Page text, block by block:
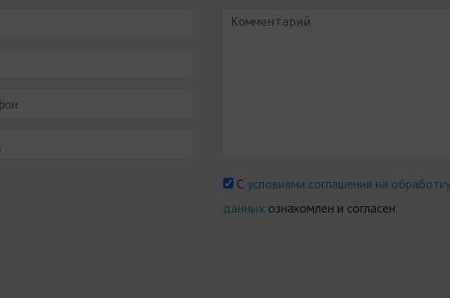
Сусловиями соглашения на
данных ознакомлен и согласен